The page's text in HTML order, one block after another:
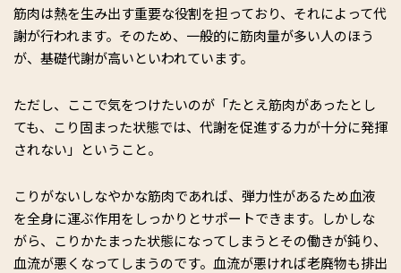
筋肉は熱を生み出す重要な役割を担っており、それによって代
謝が行われます。そのため、一般的に筋肉量が多い人のほう
が、基礎代謝が高いといわれています。
ただし、ここで気をつけたいのが「たとえ筋肉があったとし
ても、こり固まった状態では、代謝を促進する力が十分に発揮
されない」ということ。
こりがないしなやかな筋肉であれば、弾力性があるため血液
を全身に運ぶ作用をしっかりとサポートできます。しかしな
がら、こりかたまった状態になってしまうとその働きが鈍り、
血流が悪くなってしまうのです。血流が悪ければ老廃物も排出